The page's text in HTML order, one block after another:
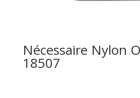
Nécessaire Nylon
18507